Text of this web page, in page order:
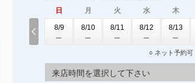
日
8/9
月
8/10
火
8/11
水
8/12
木
8/13
○ ネット予約
来店時間を選択して下さい